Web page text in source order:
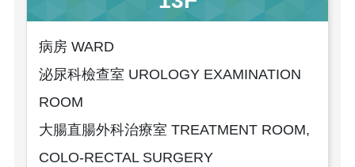
病房 WARD
泌尿科檢查室 UROLOGY EXAMINATION
ROOM
大腸直腸外科治療室 TREATMENT ROOM,
COLO-RECTAL SURGERY